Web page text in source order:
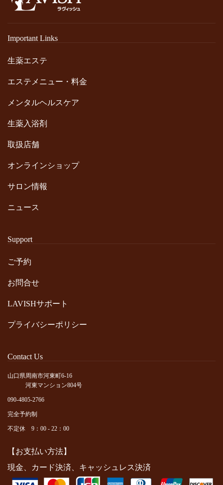
Important Links
生薬エステ
エステメニュー・料金
メンタルヘルスケア
生薬入浴剤
取扱店舗
オンラインショップ
サロン情報
ニュース
Support
ご予約
お問合せ
LAVISHサポート
プライバシーポリシー
Contact Us
山口県周南市河東町6-16
河東マンション804号
090-4805-2766
完全予約制
不定休 9：00 - 22：00
【お支払い方法】
現金、カード決済、キャッシュレス決済